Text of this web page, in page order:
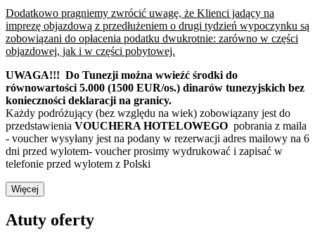
Dodatkowo pragniemy zwrócić uwagę, że Klienci jadący na
imprezę objazdową z przedłużeniem o drugi tydzień wypoczynku są
zobowiązani do opłacenia podatku dwukrotnie: zarówno w części
objazdowej, jak i w części pobytowej.
UWAGA!!! Do Tunezji można wwieźć środki do
równowartości 5.000 (1500 EUR/os.) dinarów tunezyjskich bez
konieczności deklaracji na granicy.
Każdy podróżujący (bez względu na wiek) zobowiązany jest do
przedstawienia VOUCHERA HOTELOWEGO pobrania z maila
- voucher wysyłany jest na podany w rezerwacji adres mailowy na 6
dni przed wylotem- voucher prosimy wydrukować i zapisać w
telefonie przed wylotem z Polski
Więcej
Atuty oferty